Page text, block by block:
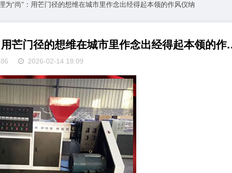
为“尚”：用芒门径的想维在城市里作念出经得起本领的作风仪纳
西安塑料挤出机设备 以理
2026-02-14 18:09